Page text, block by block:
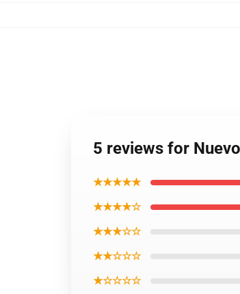
5 reviews for
★★★★★
★★★★☆
★★★☆☆
★★☆☆☆
★☆☆☆☆